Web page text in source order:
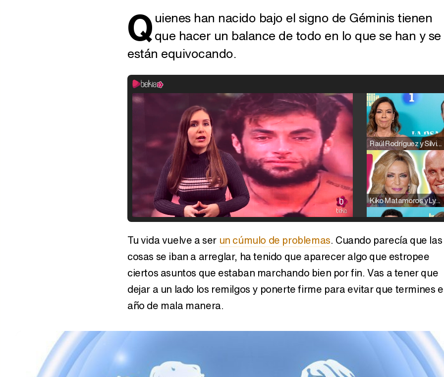
Quienes han nacido bajo el signo de Géminis tienen
que hacer un balance de todo en lo que se han y se
están equivocando.
Raúl Rodríguez y Silvia Taulés nos cuentan su papel en 'La familia de la tele'
Kiko Matamoros y Lydia Lozano: "Nuestro público es de todas las edades y RTVE tiene un público muy pegado a las novelas, al que tenemos que captar"
Belén Esteban: "Estoy emocionada, muy contenta y muy feliz por llegar a RTVE"
Tu vida vuelve a ser un cúmulo de problemas. Cuando parecía que las
cosas se iban a arreglar, ha tenido que aparecer algo que estropee
ciertos asuntos que estaban marchando bien por fin. Vas a tener que
dejar a un lado los remilgos y ponerte firme para evitar que termines
año de mala manera.